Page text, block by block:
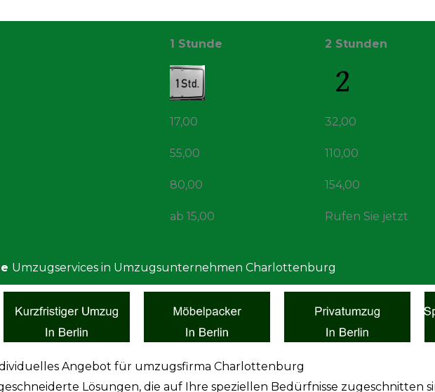
1 Stunde 2 Stunden
17,00 32,00
55,00 110,00
80,00 154,00
ab 15,00 Rufen Sie jetzt
Umzugservices in Umzugsunternehmen Charlottenburg
Angebot für umzugsfirma Charlottenburg
Lösungen, die auf Ihre speziellen Bedürfnisse zugeschnitten